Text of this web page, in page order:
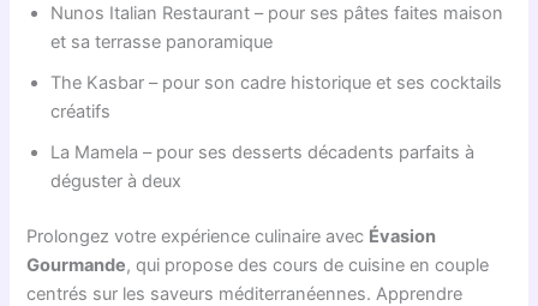
Nunos Italian Restaurant – pour ses pâtes faites maison
et sa terrasse panoramique
The Kasbar – pour son cadre historique et ses cocktails
créatifs
La Mamela – pour ses desserts décadents parfaits à
déguster à deux
Prolongez votre expérience culinaire avec Évasion
Gourmande, qui propose des cours de cuisine en couple
centrés sur les saveurs méditerranéennes. Apprendre